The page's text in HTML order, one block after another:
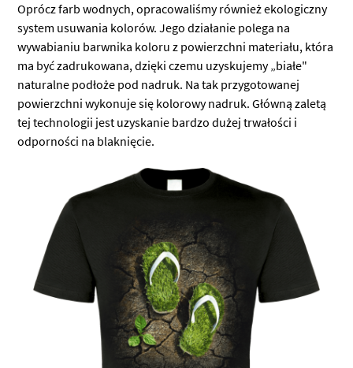
Oprócz farb wodnych, opracowaliśmy również ekologiczny
system usuwania kolorów. Jego działanie polega na
wywabianiu barwnika koloru z powierzchni materiału, która
ma być zadrukowana, dzięki czemu uzyskujemy „białe"
naturalne podłoże pod nadruk. Na tak przygotowanej
powierzchni wykonuje się kolorowy nadruk. Główną zaletą
tej technologii jest uzyskanie bardzo dużej trwałości i
odporności na blaknięcie.